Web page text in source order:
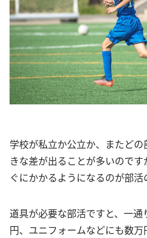
学校が私立か公立か、またど
きな差が出ることが多いので
ぐにかかるようになるのが部活
道具が必要な部活ですと、一
円、ユニフォームなどにも数